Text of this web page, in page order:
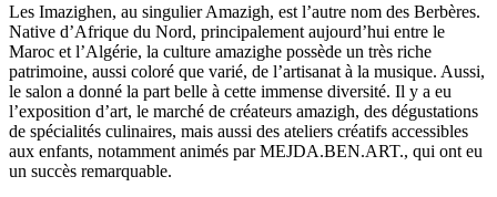
Les Imazighen, au singulier Amazigh, est l’autre nom des Berbères.
Native d’Afrique du Nord, principalement aujourd’hui entre le
Maroc et l’Algérie, la culture amazighe possède un très riche
patrimoine, aussi coloré que varié, de l’artisanat à la musique. Aussi,
le salon a donné la part belle à cette immense diversité. Il y a eu
l’exposition d’art, le marché de créateurs amazigh, des dégustations
de spécialités culinaires, mais aussi des ateliers créatifs accessibles
aux enfants, notamment animés par MEJDA.BEN.ART., qui ont eu
un succès remarquable.